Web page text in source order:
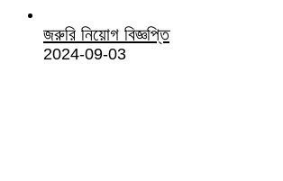
জরুরি নিয়োগ বিজ্ঞপ্তি
2024-09-03